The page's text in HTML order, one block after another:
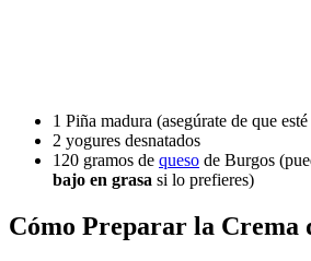
1 Piña madura (asegúrate de que
2 yogures desnatados
120 gramos de queso de Burgos
bajo en grasa si lo prefieres)
Cómo Preparar la Crema